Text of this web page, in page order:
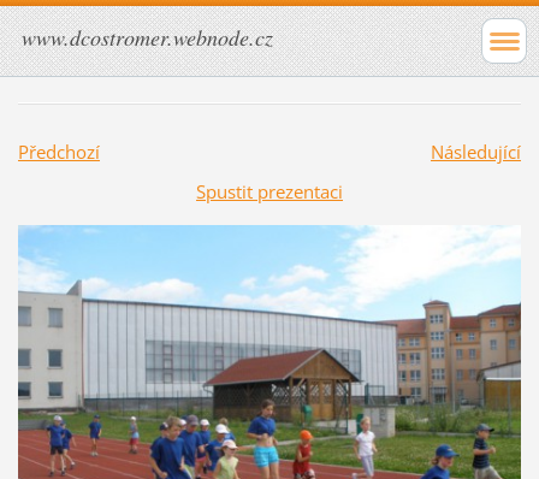
www.dcostromer.webnode.cz
Předchozí
Následující
Spustit prezentaci